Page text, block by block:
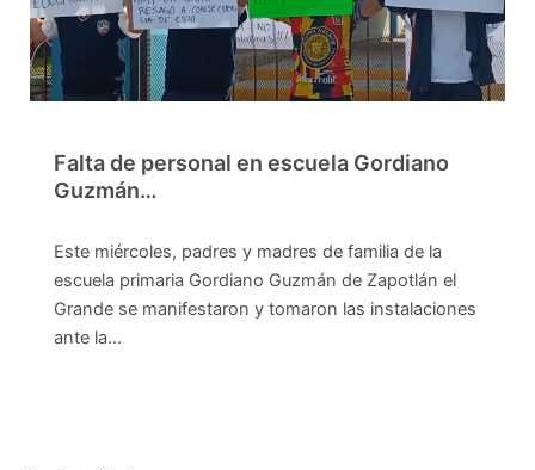
Falta de personal en escuela Gordiano
Guzmán…
Este miércoles, padres y madres de familia de la
escuela primaria Gordiano Guzmán de Zapotlán el
Grande se manifestaron y tomaron las instalaciones
ante la…